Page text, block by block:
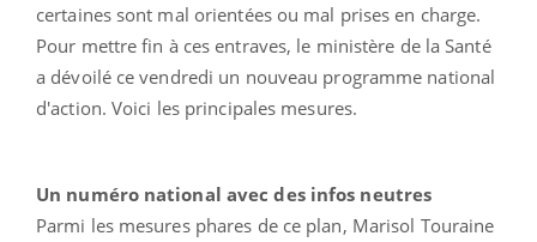
certaines sont mal orientées ou mal prises en charge.
Pour mettre fin à ces entraves, le ministère de la Santé
a dévoilé ce vendredi un nouveau programme national
d'action. Voici les principales mesures.
Un numéro national avec des infos neutres
Parmi les mesures phares de ce plan, Marisol Touraine